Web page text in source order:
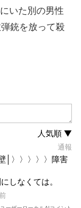
いた別の男性
銃を放って殺